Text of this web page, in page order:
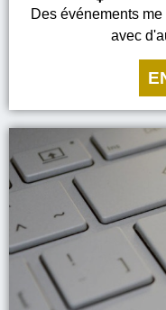
Des événements
avec